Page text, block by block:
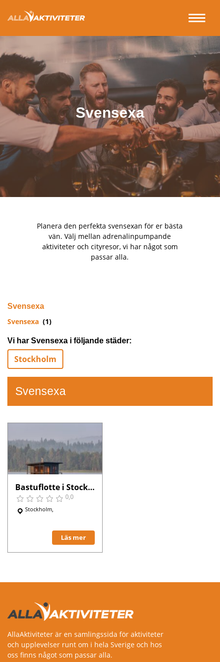
Svensexa
Planera den perfekta svensexan för er bästa
vän. Välj mellan adrenalinpumpande
aktiviteter och cityresor, vi har något som
passar alla.
Svensexa
Svensexa (1)
Vi har Svensexa i följande städer:
Stockholm
Svensexa
Bastuflotte i Stockholm
0,0
Stockholm,
Läs mer
AllaAktiviteter är en samlingssida för aktiviteter
och upplevelser runt om i hela Sverige och hos
oss finns något som passar alla.